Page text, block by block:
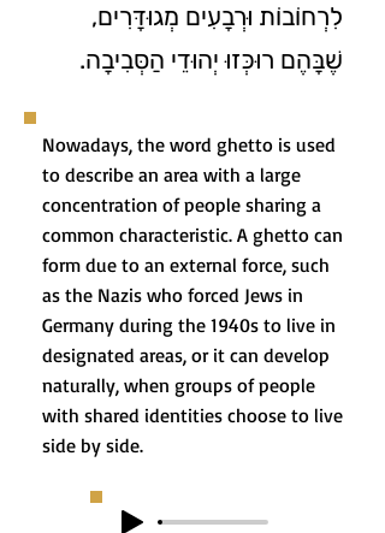
לִרְחוֹבוֹת וּרְבָעִים מְגוּדָּרִים,
שֶׁבָּהֶם רוּכְּזוּ יְהוּדֵי הַסְּבִיבָה.
Nowadays, the word ghetto is used
to describe an area with a large
concentration of people sharing a
common characteristic. A ghetto can
form due to an external force, such
as the Nazis who forced Jews in
Germany during the 1940s to live in
designated areas, or it can develop
naturally, when groups of people
with shared identities choose to live
side by side.